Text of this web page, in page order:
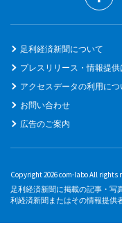
足利経済新聞について
プレスリリース・情報提供
アクセスデータの利用につ
お問い合わせ
広告のご案内
Copyright 2026 com-labo All rights
足利経済新聞に掲載の記事・写
利経済新聞またはその情報提供